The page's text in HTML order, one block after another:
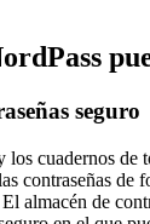
seguro
los cuadernos de
contraseñas de
almacén de